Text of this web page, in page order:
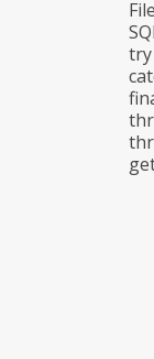
try